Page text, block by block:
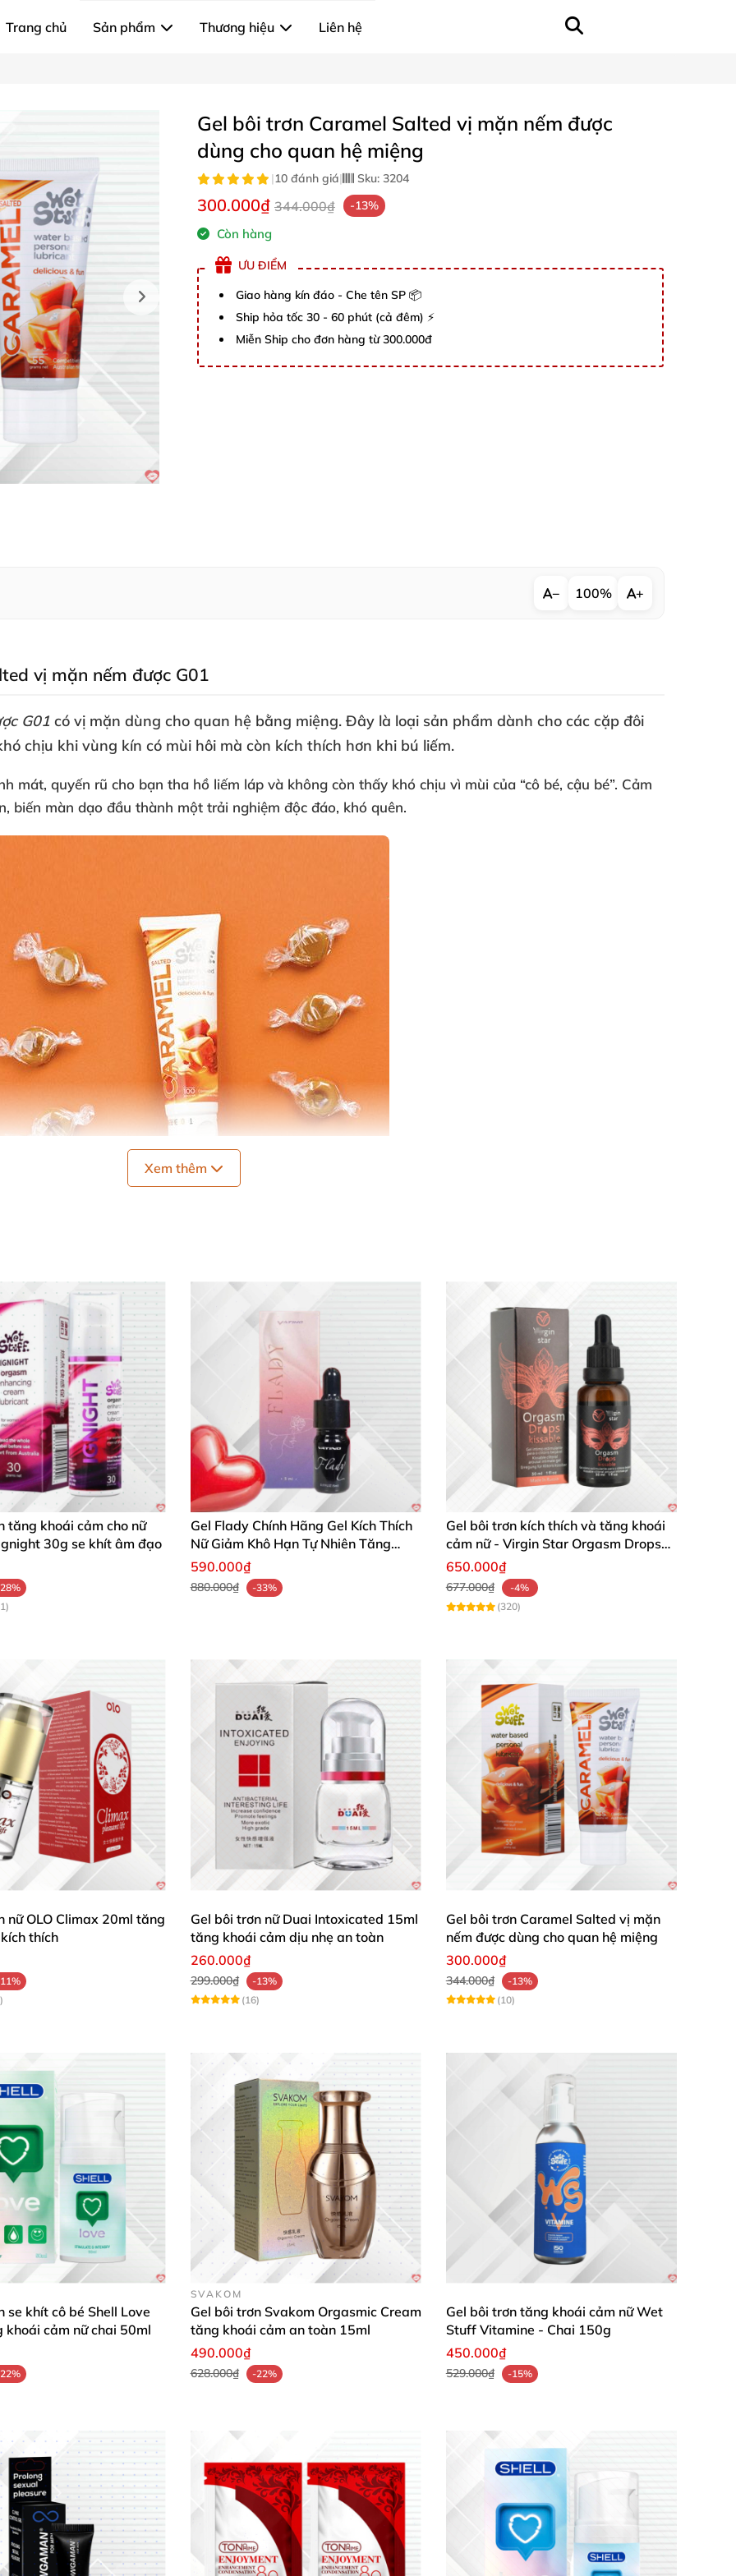
Trang chủ Sản phẩm Thương hiệu Liên hệ
Gel bôi trơn Caramel Salted vị mặn nếm được
dùng cho quan hệ miệng
|10 đánh giá| Sku: 3204
300.000₫ 344.000₫ -13%
Còn hàng
ƯU ĐIỂM
Giao hàng kín đáo - Che tên SP 📦
Ship hỏa tốc 30 - 60 phút (cả đêm) ⚡
Miễn Ship cho đơn hàng từ 300.000đ
− 100% +
vị mặn nếm được G01
G01 có vị mặn dùng cho quan hệ bằng miệng. Đây là loại sản phẩm dành cho các cặp đôi
chịu khi vùng kín có mùi hôi mà còn kích thích hơn khi bú liếm.
mát, quyến rũ cho bạn tha hồ liếm láp và không còn thấy khó chịu vì mùi của “cô bé, cậu bé”. Cảm
, biến màn dạo đầu thành một trải nghiệm độc đáo, khó quên.
Salted vị mặn nếm
Salted.
đường miệng.
K, Artificial Flavor,Propylene Glycol, Diazolidinyl Urea, Methylparaben, Propylparaben, FD&C Blue 1
có cảm giác lạ.
mặn nếm
vị mặn nếm
khi Oral Sex.
hôi khó chịu ở vùng kín.
liếm vùng kínvà sử dụng được nhiều lần.
giờ hết.
dàng vệ sinh lại với nước thường.
Xem thêm
tăng khoái cảm cho nữ
30g se khít âm đạo
Gel Flady Chính Hãng Gel Kích Thích
Nữ Giảm Khô Hạn Tự Nhiên Tăng
Ham Muốn
590.000₫
880.000₫ -33%
Gel bôi trơn kích thích và tăng khoái
cảm nữ - Virgin Star Orgasm Drops
Kissable - Chai 30ml
650.000₫
677.000₫
-4%
(320)
nữ OLO Climax 20ml tăng
thích
Gel bôi trơn nữ Duai Intoxicated 15ml
tăng khoái cảm dịu nhẹ an toàn
260.000₫
299.000₫
-13%
(16)
Gel bôi trơn Caramel Salted vị mặn
nếm được dùng cho quan hệ miệng
300.000₫
344.000₫
-13%
(10)
se khít cô bé Shell Love
khoái cảm nữ chai 50ml
SVAKOM
Gel bôi trơn Svakom Orgasmic Cream
tăng khoái cảm an toàn 15ml
490.000₫
628.000₫ -22%
Gel bôi trơn tăng khoái cảm nữ Wet
Stuff Vitamine - Chai 150g
450.000₫
529.000₫ -15%